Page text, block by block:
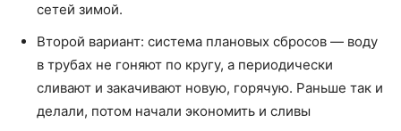
сетей зимой.
Второй вариант: система плановых сбросов — воду
в трубах не гоняют по кругу, а периодически
сливают и закачивают новую, горячую. Раньше так и
делали, потом начали экономить и сливы